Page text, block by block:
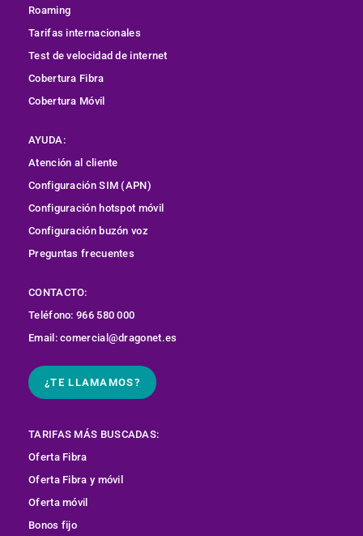
Roaming
Tarifas internacionales
Test de velocidad de internet
Cobertura Fibra
Cobertura Móvil
AYUDA:
Atención al cliente
Configuración SIM (APN)
Configuración hotspot móvil
Configuración buzón voz
Preguntas frecuentes
CONTACTO:
Teléfono: 966 580 000
Email: comercial@dragonet.es
¿TE LLAMAMOS?
TARIFAS MÁS BUSCADAS:
Oferta Fibra
Oferta Fibra y móvil
Oferta móvil
Bonos fijo